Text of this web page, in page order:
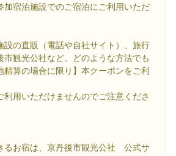
加宿泊施設でのご宿泊にご利用いただ
設の直販（電話や自社サイト）、旅行
市観光公社など、どのような方法でも
精算の場合に限り】本クーポンをご利
利用いただけませんのでご注意くださ
るお宿は、京丹後市観光公社 公式サ